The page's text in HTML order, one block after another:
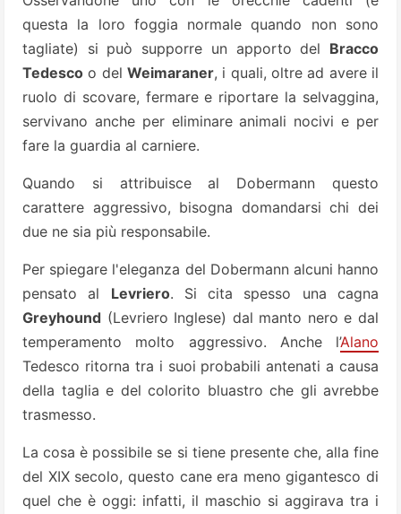
questa la loro foggia normale quando non sono
tagliate) si può supporre un apporto del Bracco
Tedesco o del Weimaraner, i quali, oltre ad avere il
ruolo di scovare, fermare e riportare la selvaggina,
servivano anche per eliminare animali nocivi e per
fare la guardia al carniere.
Quando si attribuisce al Dobermann questo
carattere aggressivo, bisogna domandarsi chi dei
due ne sia più responsabile.
Per spiegare l'eleganza del Dobermann alcuni hanno
pensato al Levriero. Si cita spesso una cagna
Greyhound (Levriero Inglese) dal manto nero e dal
temperamento molto aggressivo. Anche l’Alano
Tedesco ritorna tra i suoi probabili antenati a causa
della taglia e del colorito bluastro che gli avrebbe
trasmesso.
La cosa è possibile se si tiene presente che, alla fine
del XIX secolo, questo cane era meno gigantesco di
quel che è oggi: infatti, il maschio si aggirava tra i